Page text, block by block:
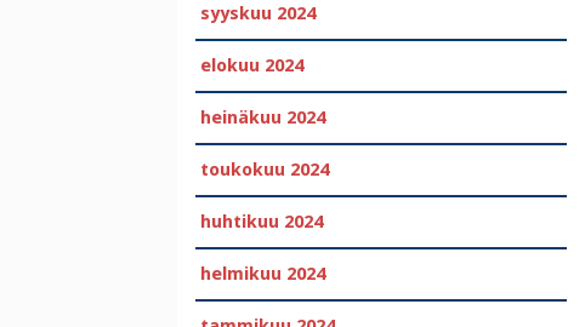
syyskuu 2024
elokuu 2024
heinäkuu 2024
toukokuu 2024
huhtikuu 2024
helmikuu 2024